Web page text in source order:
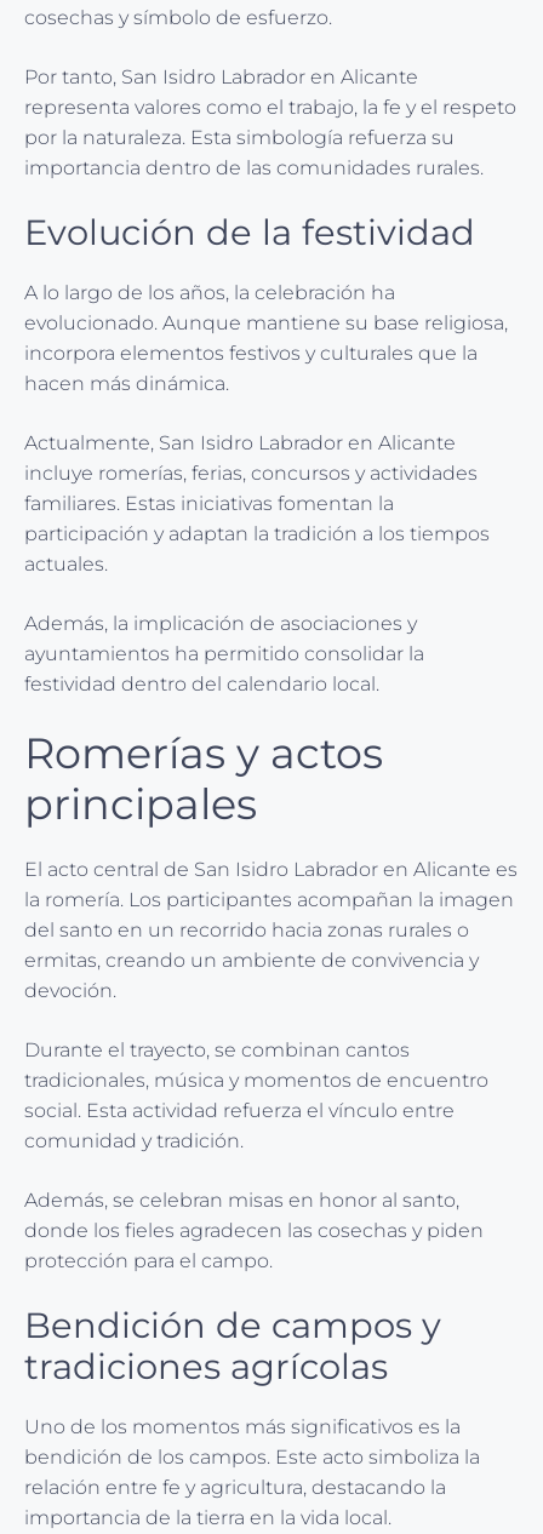
cosechas y símbolo de esfuerzo.
Por tanto, San Isidro Labrador en Alicante
representa valores como el trabajo, la fe y el respeto
por la naturaleza. Esta simbología refuerza su
importancia dentro de las comunidades rurales.
Evolución de la festividad
A lo largo de los años, la celebración ha
evolucionado. Aunque mantiene su base religiosa,
incorpora elementos festivos y culturales que la
hacen más dinámica.
Actualmente, San Isidro Labrador en Alicante
incluye romerías, ferias, concursos y actividades
familiares. Estas iniciativas fomentan la
participación y adaptan la tradición a los tiempos
actuales.
Además, la implicación de asociaciones y
ayuntamientos ha permitido consolidar la
festividad dentro del calendario local.
Romerías y actos
principales
El acto central de San Isidro Labrador en Alicante es
la romería. Los participantes acompañan la imagen
del santo en un recorrido hacia zonas rurales o
ermitas, creando un ambiente de convivencia y
devoción.
Durante el trayecto, se combinan cantos
tradicionales, música y momentos de encuentro
social. Esta actividad refuerza el vínculo entre
comunidad y tradición.
Además, se celebran misas en honor al santo,
donde los fieles agradecen las cosechas y piden
protección para el campo.
Bendición de campos y
tradiciones agrícolas
Uno de los momentos más significativos es la
bendición de los campos. Este acto simboliza la
relación entre fe y agricultura, destacando la
importancia de la tierra en la vida local.